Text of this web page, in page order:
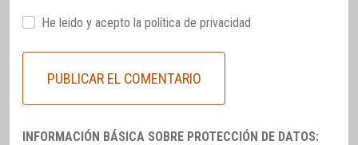
He leido y acepto la política de privacidad
INFORMACIÓN BÁSICA SOBRE PROTECCIÓN DE DATOS: